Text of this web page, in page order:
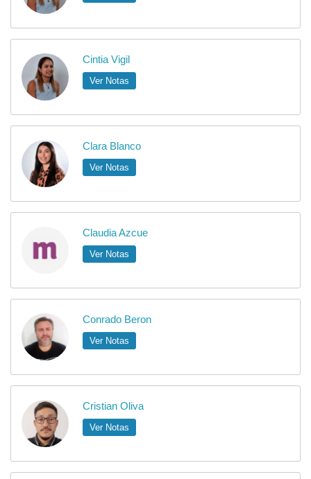
Cintia Vigil
Ver Notas
Clara Blanco
Ver Notas
Claudia Azcue
Ver Notas
Conrado Beron
Ver Notas
Cristian Oliva
Ver Notas